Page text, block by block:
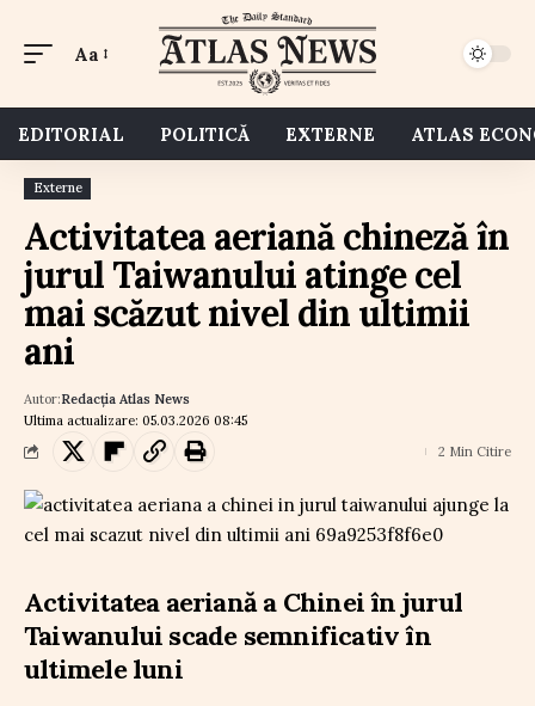
Aa
EDITORIAL POLITICĂ EXTERNE ATLAS
Externe
Activitatea aeriană chineză în
jurul Taiwanului atinge cel
mai scăzut nivel din ultimii
ani
Ultima actualizare: 05.03.2026 08:45
Autor:Redacția Atlas News
2 Min Citire
Activitatea aeriană a Chinei în jurul
Taiwanului scade semnificativ în
ultimele luni